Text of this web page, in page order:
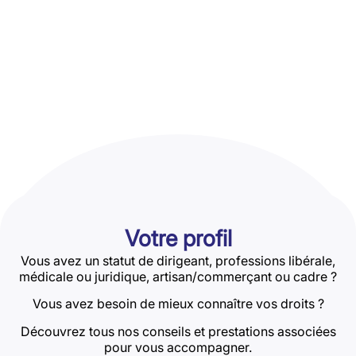
Votre profil
Vous avez un statut de dirigeant, professions libérale,
médicale ou juridique, artisan/commerçant ou cadre ?
Vous avez besoin de mieux connaître vos droits ?
Découvrez tous nos conseils et prestations associées
pour vous accompagner.